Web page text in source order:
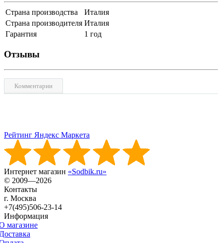
Страна производства
Италия
Страна производителя Италия
Гарантия
1 год
Отзывы
Комментарии
Рейтинг Яндекс Маркета
Интернет магазин «Sodbik.ru»
© 2009—2026
Контакты
г. Москва
+7(495)506-23-14
Информация
магазине